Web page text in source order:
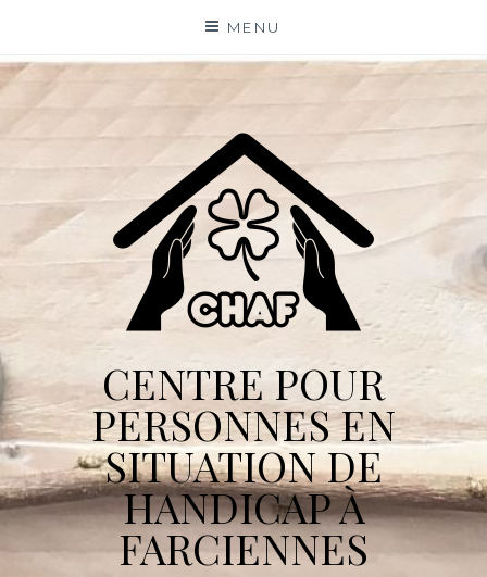
content
MENU
CENTRE POUR
PERSONNES EN
SITUATION DE
HANDICAP À
FARCIENNES